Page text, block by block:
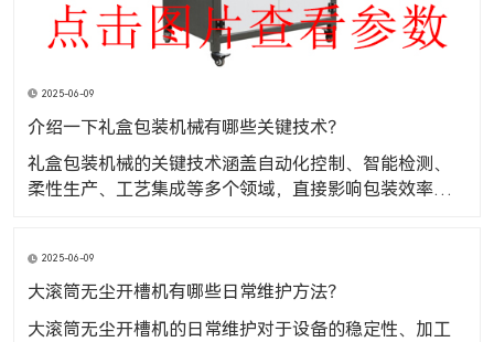
2025-06-09
介绍一下礼盒包装机械有哪些关键技术？
礼盒包装机械的关键技术涵盖自动化控制、智能检测、
柔性生产、工艺集成等多个领域，直接影响包装效率、
械臂、传送带、传感器等部件的动作顺序，实现从送料
到封口的全流程自动化。技术优势：支持多工位联动
2025-06-09
大滚筒无尘开槽机有哪些日常维护方法？
大滚筒无尘开槽机的日常维护对于设备的稳定性、加工